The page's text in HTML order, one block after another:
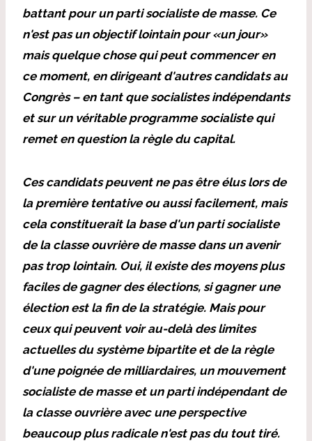
battant pour un parti socialiste de masse. Ce
n'est pas un objectif lointain pour «un jour»
mais quelque chose qui peut commencer en
ce moment, en dirigeant d'autres candidats au
Congrès – en tant que socialistes indépendants
et sur un véritable programme socialiste qui
remet en question la règle du capital.
Ces candidats peuvent ne pas être élus lors de
la première tentative ou aussi facilement, mais
cela constituerait la base d'un parti socialiste
de la classe ouvrière de masse dans un avenir
pas trop lointain. Oui, il existe des moyens plus
faciles de gagner des élections, si gagner une
élection est la fin de la stratégie. Mais pour
ceux qui peuvent voir au-delà des limites
actuelles du système bipartite et de la règle
d'une poignée de milliardaires, un mouvement
socialiste de masse et un parti indépendant de
la classe ouvrière avec une perspective
beaucoup plus radicale n'est pas du tout tiré.